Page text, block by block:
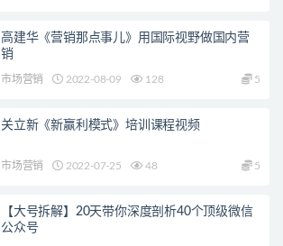
高建华《营销那点事儿》用国际视野做国内营
销
市场营销 2022-08-09 128 5
关立新《新赢利模式》培训课程视频
市场营销 2022-07-25 48 5
【大号拆解】20天带你深度剖析40个顶级微信
公众号